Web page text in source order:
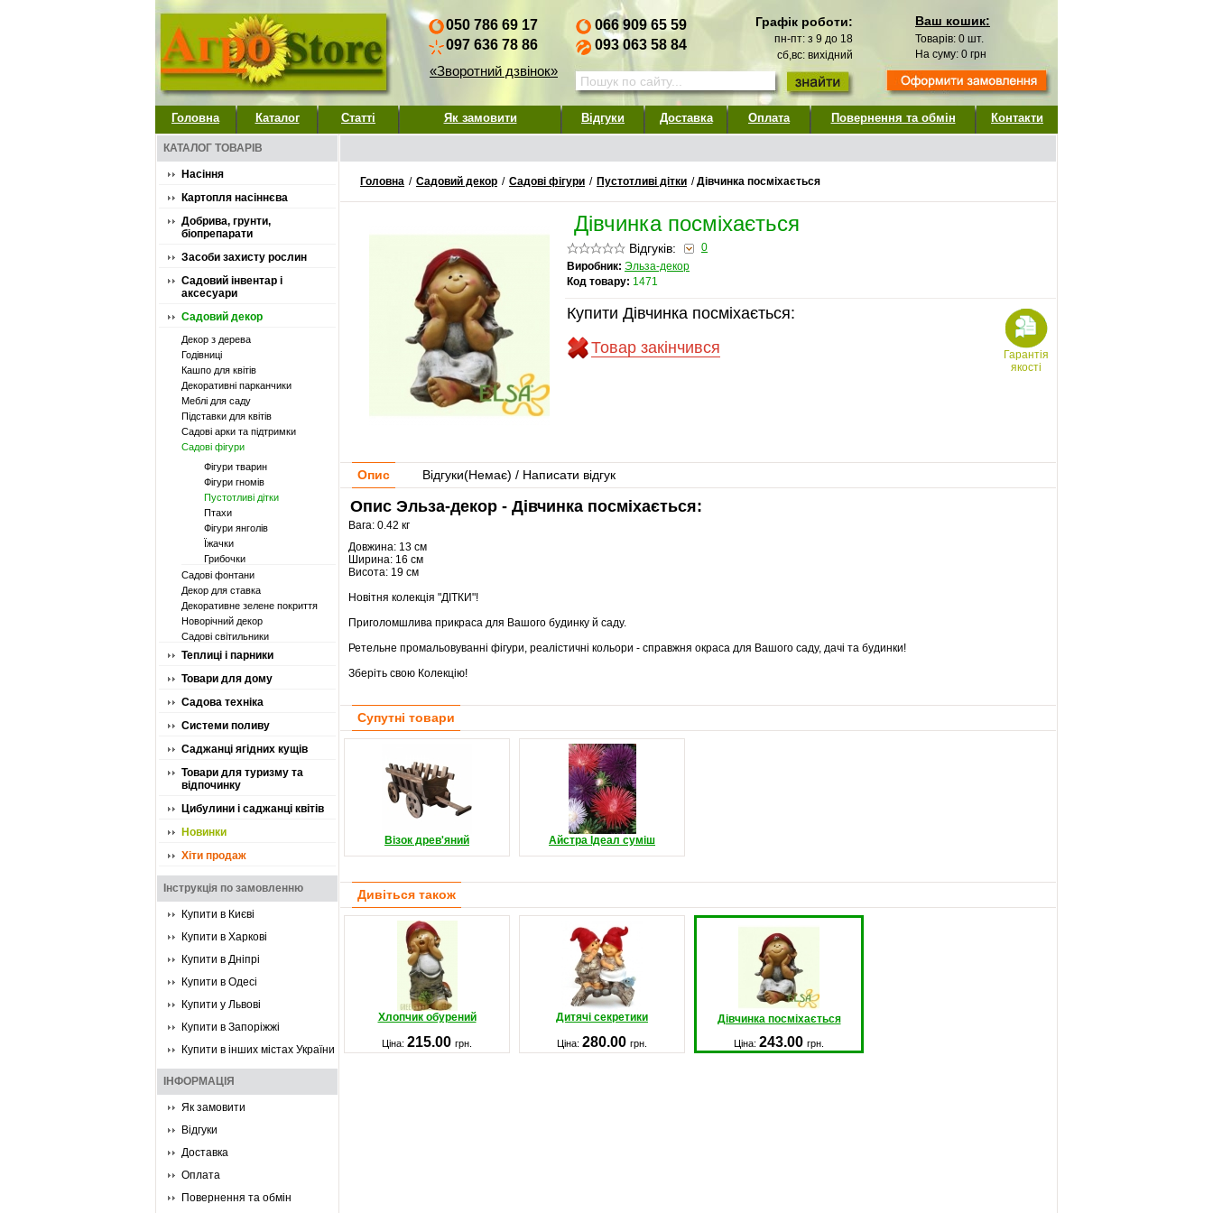
050 786 69 17
097 636 78 86
«Зворотний дзвінок»
066 909 65 59
093 063 58 84
Графік роботи:
пн-пт: з 9 до 18
сб,вс: вихідний
Ваш кошик:
Товарів: 0 шт.
На суму: 0 грн
Головна Каталог Статті Як замовити Відгуки Доставка Оплата Повернення та обмін Контакти
КАТАЛОГ ТОВАРІВ
Насіння
Картопля насіннєва
Добрива, грунти,
біопрепарати
Засоби захисту рослин
Садовий інвентар і
аксесуари
Садовий декор
Декор з дерева
Годівниці
Кашпо для квітів
Декоративні парканчики
Меблі для саду
Підставки для квітів
Садові арки та підтримки
Садові фігури
Фігури тварин
Фігури гномів
Пустотливі дітки
Птахи
Фігури янголів
Їжачки
Грибочки
Садові фонтани
Декор для ставка
Декоративне зелене покриття
Новорічний декор
Садові світильники
Теплиці і парники
Товари для дому
Садова техніка
Системи поливу
Саджанці ягідних кущів
Товари для туризму та
відпочинку
Цибулини і саджанці квітів
Новинки
Хіти продаж
Інструкція по замовленню
Купити в Києві
Купити в Харкові
Купити в Дніпрі
Купити в Одесі
Купити у Львові
Купити в Запоріжжі
Купити в інших містах України
ІНФОРМАЦІЯ
Як замовити
Відгуки
Доставка
Оплата
Повернення та обмін
Головна / Садовий декор / Садові фігури / Пустотливі дітки /Дівчинка посміхається
Дівчинка посміхається
Відгуків:
0
Виробник: Эльза-декор
Код товару: 1471
Купити Дівчинка посміхається:
Товар закінчився
Гарантія
якості
Опис Відгуки(Немає) / Написати відгук
Опис Эльза-декор - Дівчинка посміхається:
Вага: 0.42 кг
Довжина: 13 см
Ширина: 16 см
Висота: 19 см
Новітня колекція "ДІТКИ"!
Приголомшлива прикраса для Вашого будинку й саду.
Ретельне промальовуванні фігури, реалістичні кольори - справжня окраса для Вашого саду, дачі та будинки!
Зберіть свою Колекцію!
Супутні товари
Візок древ'яний Айстра Ідеал суміш
Дивіться також
Хлопчик обурений Дитячі секретики Дівчинка посміхається
Ціна: 215.00 грн. Ціна: 280.00 грн. Ціна: 243.00 грн.